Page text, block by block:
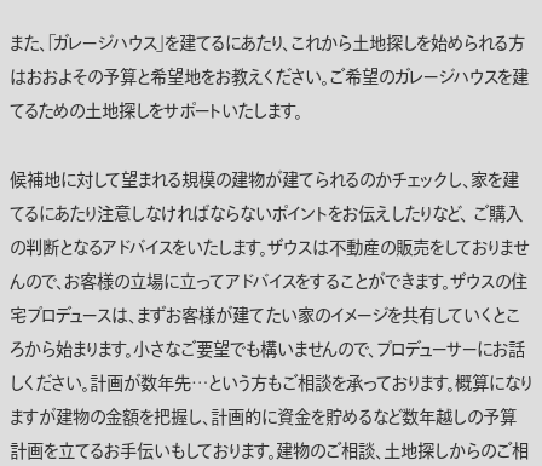
また、「ガレージハウス」を建てるにあたり、これから土地探しを始められる方
はおおよその予算と希望地をお教えください。ご希望のガレージハウスを建
てるための土地探しをサポートいたします。
候補地に対して望まれる規模の建物が建てられるのかチェックし、家を建
てるにあたり注意しなければならないポイントをお伝えしたりなど、 ご購入
の判断となるアドバイスをいたします。ザウスは不動産の販売をしておりませ
んので、お客様の立場に立ってアドバイスをすることができます。ザウスの住
宅プロデュースは、まずお客様が建てたい家のイメージを共有していくとこ
ろから始まります。小さなご要望でも構いませんので、プロデューサーにお話
しください。計画が数年先…という方もご相談を承っております。概算になり
ますが建物の金額を把握し、計画的に資金を貯めるなど数年越しの予算
計画を立てるお手伝いもしております。建物のご相談、土地探しからのご相